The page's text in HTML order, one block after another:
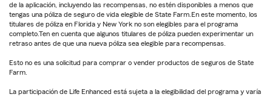
de la aplicación, incluyendo las recompensas, no estén disponibles a menos que
tengas una póliza de seguro de vida elegible de State Farm.En este momento, los
titulares de póliza en Florida y New York no son elegibles para el programa
completo.Ten en cuenta que algunos titulares de póliza pueden experimentar un
retraso antes de que una nueva póliza sea elegible para recompensas.
Esto no es una solicitud para comprar o vender productos de seguros de State
Farm.
La participación de Life Enhanced está sujeta a la elegibilidad del programa y varía